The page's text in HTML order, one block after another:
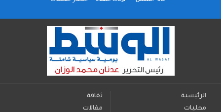
الرئيسية
محليات
ثقافة
مقالات